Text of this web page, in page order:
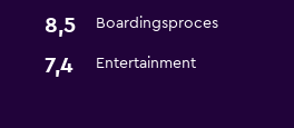
8,5 Boardingsproces
7,4 Entertainment